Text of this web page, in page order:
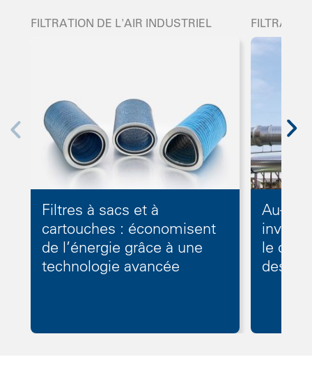
FILTRATION DE L'AIR INDUSTRIEL
Filtres à sacs et à
cartouches : économisent
de l’énergie grâce à une
technologie avancée
Au-
le coût
des